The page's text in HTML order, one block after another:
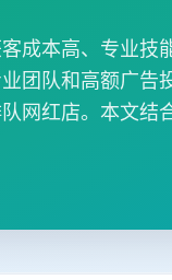
成本高、专业技
团队和高额广告
网红店。本文结